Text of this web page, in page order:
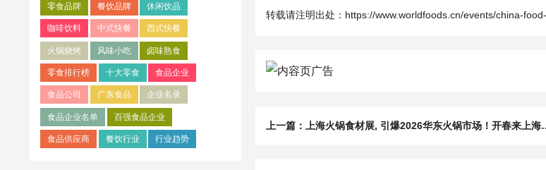
零食品牌 餐饮品牌 休闲饮品
咖啡饮料 中式快餐 西式快餐
火锅烧烤 风味小吃 卤味熟食
零食排行榜 十大零食 食品企业
食品公司 广东食品 企业名录
食品企业名单 百强食品企业
食品供应商 餐饮行业 行业趋势
转载请注明出处： https://www.worldfoods.cn/events/china-
上一篇： 上海火锅食材展, 引爆2026华东火锅市场！开春来上海，抢位"首波红利"！